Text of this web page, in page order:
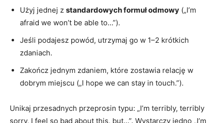
Użyj jednej z standardowych formuł odmowy („I’m
afraid we won’t be able to…”).
Jeśli podajesz powód, utrzymaj go w 1–2 krótkich
zdaniach.
Zakończ jednym zdaniem, które zostawia relację w
dobrym miejscu („I hope we can stay in touch.”).
Unikaj przesadnych przeprosin typu: „I’m terribly, terribly
sorry, I feel so bad about this, but…”. Wystarczy jedno „I’m